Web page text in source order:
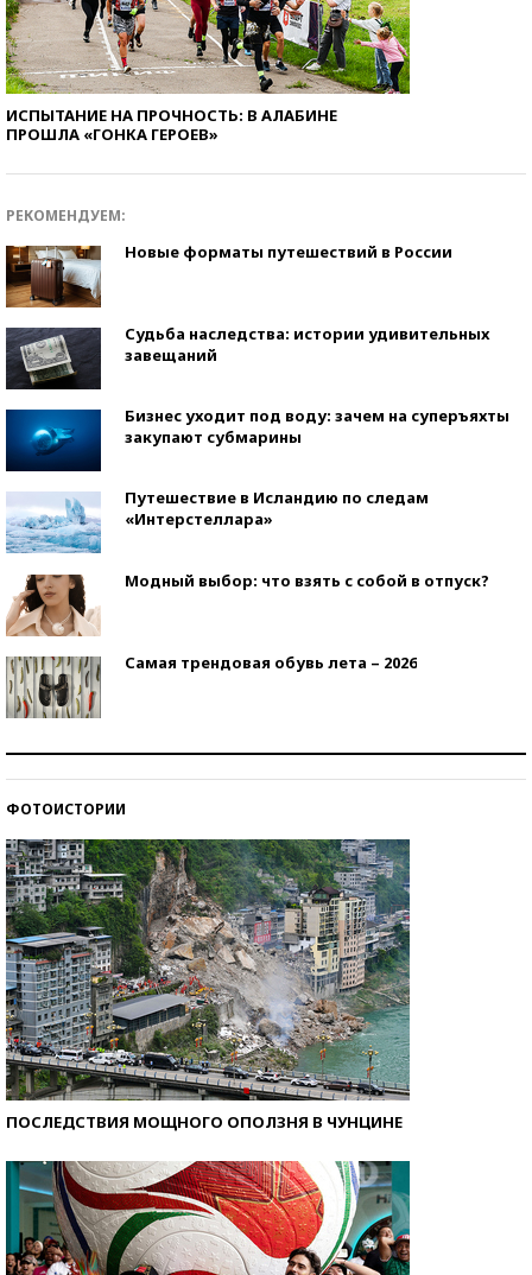
ИСПЫТАНИЕ НА ПРОЧНОСТЬ: В АЛАБИНЕ
ПРОШЛА «ГОНКА ГЕРОЕВ»
РЕКОМЕНДУЕМ:
Новые форматы путешествий в России
Судьба наследства: истории удивительных
завещаний
Бизнес уходит под воду: зачем на суперъяхты
закупают субмарины
Путешествие в Исландию по следам
«Интерстеллара»
Модный выбор: что взять с собой в отпуск?
Самая трендовая обувь лета – 2026
ФОТОИСТОРИИ
ПОСЛЕДСТВИЯ МОЩНОГО ОПОЛЗНЯ В ЧУНЦИНЕ